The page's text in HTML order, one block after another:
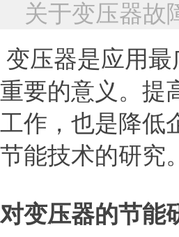
关于变压器故
变压器是应用
重要的意义。提
工作，也是降低
节能技术的研究。
对变压器的节能